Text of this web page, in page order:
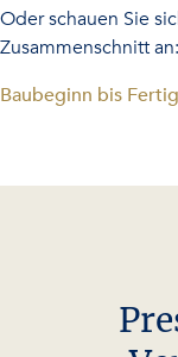
starten und im
werden.
Mehr dazu erfahren